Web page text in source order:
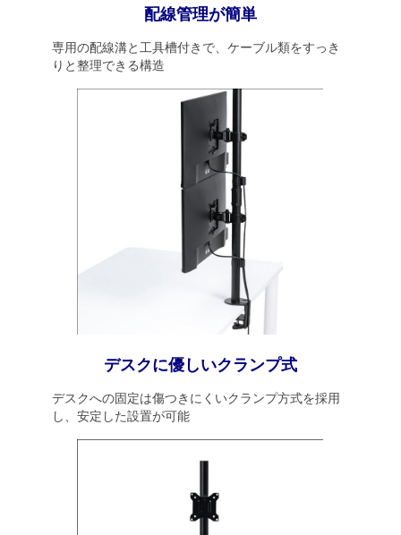
配線管理が簡単
専用の配線溝と工具槽付きで、ケーブル類をすっき
りと整理できる構造
デスクに優しいクランプ式
デスクへの固定は傷つきにくいクランプ方式を採用
し、安定した設置が可能